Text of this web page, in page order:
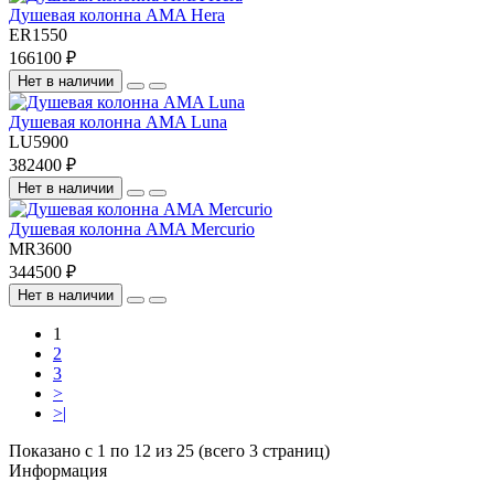
Душевая колонна AMA Hera
ER1550
166100 ₽
Нет в наличии
Душевая колонна AMA Luna
LU5900
382400 ₽
Нет в наличии
Душевая колонна AMA Mercurio
MR3600
344500 ₽
Нет в наличии
1
2
3
>
>|
Показано с 1 по 12 из 25 (всего 3 страниц)
Информация